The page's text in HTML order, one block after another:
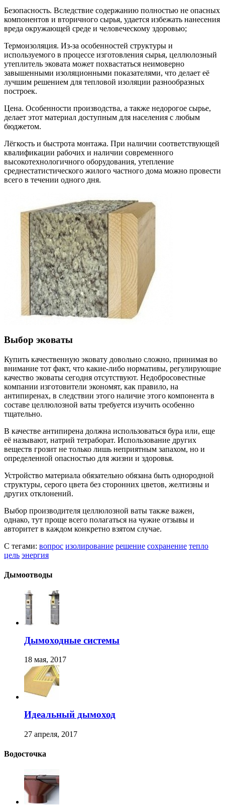
Безопасность. Вследствие содержанию полностью не опасных
компонентов и вторичного сырья, удается избежать нанесения
вреда окружающей среде и человеческому здоровью;
Термоизоляция. Из-за особенностей структуры и
используемого в процессе изготовления сырья, целлюлозный
утеплитель эковата может похвастаться неимоверно
завышенными изоляционными показателями, что делает её
лучшим решением для тепловой изоляции разнообразных
построек.
Цена. Особенности производства, а также недорогое сырье,
делает этот материал доступным для населения с любым
бюджетом.
Лёгкость и быстрота монтажа. При наличии соответствующей
квалификации рабочих и наличии современного
высокотехнологичного оборудования, утепление
среднестатистического жилого частного дома можно провести
всего в течении одного дня.
Выбор эковаты
Купить качественную эковату довольно сложно, принимая во
внимание тот факт, что какие-либо нормативы, регулирующие
качество эковаты сегодня отсутствуют. Недобросовестные
компании изготовители экономят, как правило, на
антипиренах, в следствии этого наличие этого компонента в
составе целлюлозной ваты требуется изучить особенно
тщательно.
В качестве антипирена должна использоваться бура или, еще
её называют, натрий тетраборат. Использование других
веществ грозит не только лишь неприятным запахом, но и
определенной опасностью для жизни и здоровья.
Устройство материала обязательно обязана быть однородной
структуры, серого цвета без сторонних цветов, желтизны и
других отклонений.
Выбор производителя целлюлозной ваты также важен,
однако, тут проще всего полагаться на чужие отзывы и
авторитет в каждом конкретно взятом случае.
С тегами: вопрос изолирование решение сохранение тепло
цель энергия
Дымоотводы
Дымоходные системы
18 мая, 2017
Идеальный дымоход
27 апреля, 2017
Водосточка